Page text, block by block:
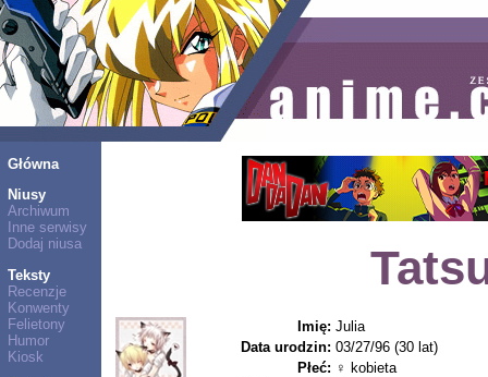
Główna
Niusy
Archiwum
Inne serwisy
Dodaj niusa
Teksty
Recenzje
Konwenty
Felietony
Humor
Kiosk
Imię: Julia
Data urodzin: 03/27/96 (30 lat)
Płeć: ♀ kobieta